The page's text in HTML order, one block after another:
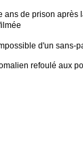
ans de prison après
d'un sans-
refoulé aux